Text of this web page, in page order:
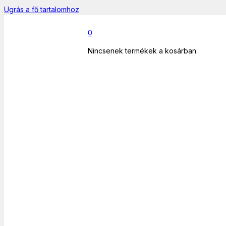
Ugrás a fő tartalomhoz
0
Nincsenek termékek a kosárban.